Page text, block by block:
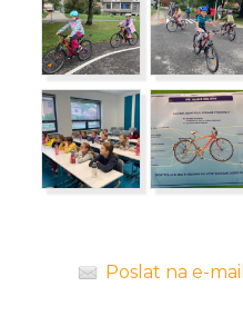
Poslat na e-mail